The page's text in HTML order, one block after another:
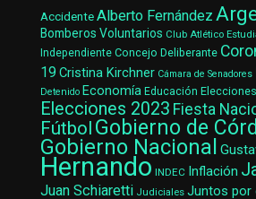
AccidenteAlberto Fernández
Bomberos Voluntarios Club Atlético
Independiente Concejo Deliberante
19 Cristina Kirchner Cámara de Senadores
Detenido Economía Educación
Elecciones 2023 Fiesta
Fútbol Gobierno de
Gobierno Nacional
Hernando INDEC Inflación
Juan Schiaretti Judiciales Juntos por